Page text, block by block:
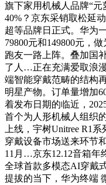
旗下家用机械人品牌“元
40%？京东采销取松延
超等品牌日正式。华为
79800元和149800元，
跑友一路上阵。叠加国
了人…正在充满爱取浪
端智能穿戴范畴的结构
明星产物。订单量增加
着发布日期的临近，
首个为人形机械人组织
上线，宇树Unitree R1
穿戴设备市场送来环节
11月…京东12.12音箱年
全球首款多模态AI穿戴
提拔的当下，华为终端